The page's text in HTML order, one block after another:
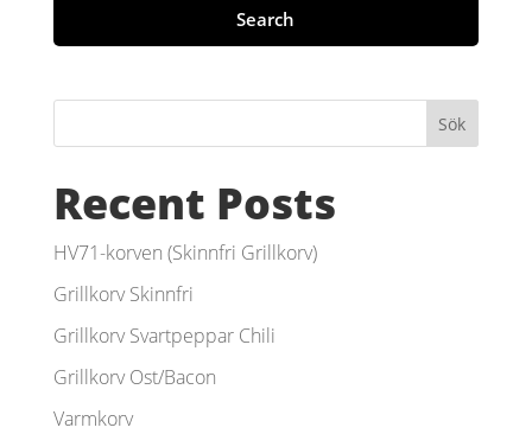
Search
Sök
Recent Posts
HV71-korven (Skinnfri Grillkorv)
Grillkorv Skinnfri
Grillkorv Svartpeppar Chili
Grillkorv Ost/Bacon
Varmkorv